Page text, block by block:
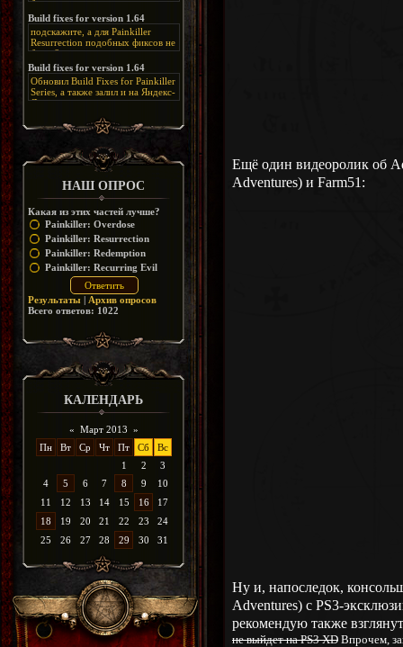
спасибо что перезалили на
яндекс. а вот в комментах на
сайте у меня пару раз вылезала
левая вставка
https://uzbekmelbet.com/ru/
дико отвлекает от обсуждения
скринов.
баговано, от чего и заниматься
этим не хочется, тут либо играть
как есть или искать патчи для
этого дополнения на moddb,
либо же на крайняк играть мод
Resurrection, но настолько что не
особо уже и узнаётся
Build fixes for version 1.64
подскажите, а для Painkiller
Resurrection подобных фиксов не
будет?
Build fixes for version 1.64
Обновил Build Fixes for Painkiller
Series, а также залил и на Яндекс-
Диск
https://disk.yandex.ru/d/_zvZekuO5FTd3Q
НАШ ОПРОС
Какая из этих частей лучше?
Painkiller: Overdose
Painkiller: Resurrection
Painkiller: Redemption
Painkiller: Recurring Evil
Результаты | Архив опросов
Всего ответов: 1022
КАЛЕНДАРЬ
« Март 2013 »
Пн
Вт Ср Чт Пт Сб
Вс
1
2
3
4
5 6 7 8 9
10
11
12 13 14 15 16
17
18
19 20 21 22 23
24
25
26 27 28 29 30 31
Ещё один видеоролик об
Adventures) и Farm51:
Ну и, напоследок,
Adventures) с PS3-
рекомендую также
не выйдет на PS3 XD Впрочем,